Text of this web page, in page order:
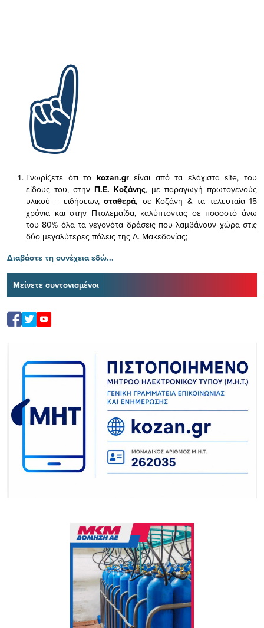
Γνωρίζετε ότι το kozan.gr είναι από τα ελάχισταsite, του
είδους του, στην Π.Ε. Κοζάνης, με παραγωγή πρωτογενούς
υλικού – ειδήσεων,σταθερά, σε Κοζάνη & τα τελευταία 15
χρόνια και στην Πτολεμαΐδα, καλύπτοντας σε ποσοστό άνω
του 80% όλα τα γεγονότα δράσεις που λαμβάνουν χώρα στις
δύο μεγαλύτερες πόλεις της Δ. Μακεδονίας;
Διαβάστε τη συνέχεια εδώ...
Μείνετε συντονισμένοι